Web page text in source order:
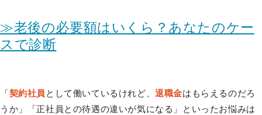
≫老後の必要額はいくら？あなたのケー
スで診断
「契約社員 として働いているけれど、退職金はもらえるのだろ
うか」「正社員との待遇の違いが気になる」といったお悩みは